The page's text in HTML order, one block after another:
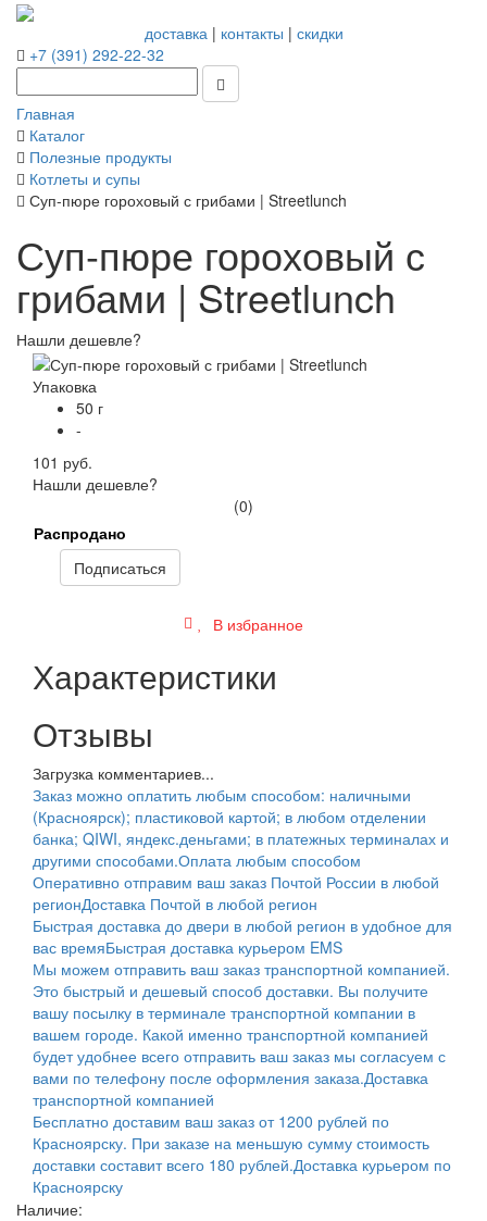
доставка| контакты | скидки
+7 (391) 292-22-32
Главная
Каталог
Полезные продукты
Котлеты и супы
Суп-пюре гороховый с грибами | Streetlunch
Суп-пюре гороховый с
грибами | Streetlunch
Нашли дешевле?
Упаковка
50 г
-
101 руб.
Нашли дешевле?
(0)
Распродано
Подписаться
В избранное
Характеристики
Отзывы
Загрузка комментариев...
Заказ можно оплатить любым способом: наличными
(Красноярск); пластиковой картой; в любом отделении
банка; QIWI, яндекс.деньгами; в платежных терминалах и
другими способами.Оплата любым способом
Оперативно отправим ваш заказ Почтой России в любой
регионДоставка Почтой в любой регион
Быстрая доставка до двери в любой регион в удобное для
вас времяБыстрая доставка курьером EMS
Мы можем отправить ваш заказ транспортной компанией.
Это быстрый и дешевый способ доставки. Вы получите
вашу посылку в терминале транспортной компании в
вашем городе. Какой именно транспортной компанией
будет удобнее всего отправить ваш заказ мы согласуем с
вами по телефону после оформления заказа.Доставка
транспортной компанией
Бесплатно доставим ваш заказ от 1200 рублей по
Красноярску. При заказе на меньшую сумму стоимость
доставки составит всего 180 рублей.Доставка курьером по
Красноярску
Наличие: